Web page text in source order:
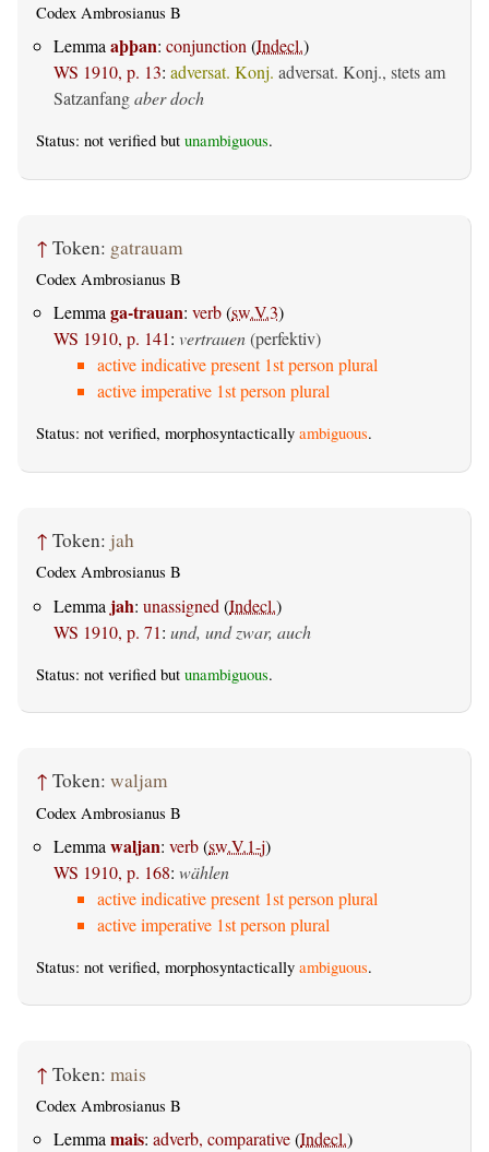
Codex Ambrosianus B
Lemma aþþan: conjunction (Indecl.)
WS 1910, p. 13: adversat. Konj. adversat. Konj., stets am
Satzanfangaber doch
Status: not verified but unambiguous.
↑ Token: gatrauam
Codex Ambrosianus B
Lemmaga-trauan: verb(sw.V.3)
WS 1910, p. 141: vertrauen(perfektiv)
active indicative present 1st person plural
active imperative 1st person plural
Status: not verified, morphosyntactically ambiguous.
↑ Token: jah
Codex Ambrosianus B
Lemma jah: unassigned (Indecl.)
WS 1910, p. 71: und, und zwar, auch
Status: not verified but unambiguous.
↑ Token: waljam
Codex Ambrosianus B
Lemma waljan: verb(sw.V.1-j)
WS 1910, p. 168: wählen
active indicative present 1st person plural
active imperative 1st person plural
Status: not verified, morphosyntactically ambiguous.
↑ Token: mais
Codex Ambrosianus B
Lemmamais: adverb, comparative(Indecl.)